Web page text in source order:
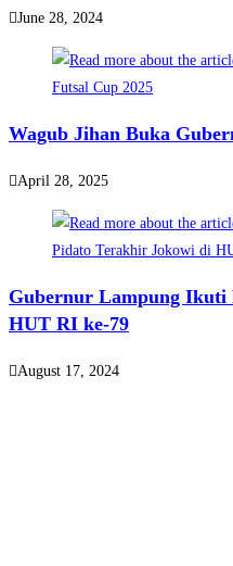
June 28, 2024
Wagub Jihan Buka
April 28, 2025
Gubernur Lampung Ikuti
HUT RI ke-79
August 17, 2024